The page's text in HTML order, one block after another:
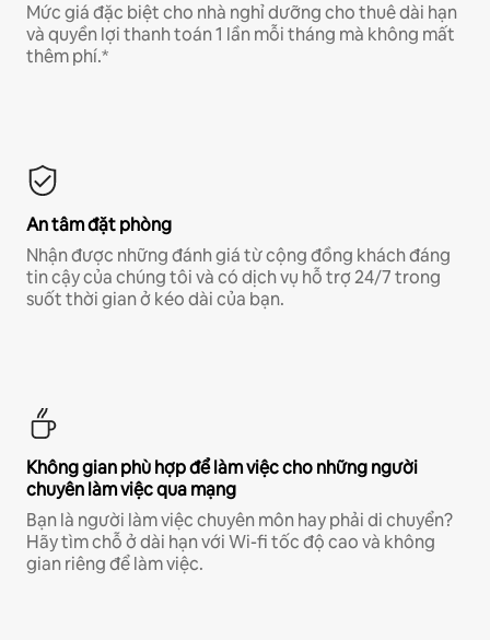
Mức giá đặc biệt cho nhà nghỉ dưỡng cho thuê dài hạn
và quyền lợi thanh toán 1 lần mỗi tháng mà không mất
thêm phí.*
An tâm đặt phòng
Nhận được những đánh giá từ cộng đồng khách đáng
tin cậy của chúng tôi và có dịch vụ hỗ trợ 24/7 trong
suốt thời gian ở kéo dài của bạn.
Không gian phù hợp để làm việc cho những người
chuyên làm việc qua mạng
Bạn là người làm việc chuyên môn hay phải di chuyển?
Hãy tìm chỗ ở dài hạn với Wi-fi tốc độ cao và không
gian riêng để làm việc.